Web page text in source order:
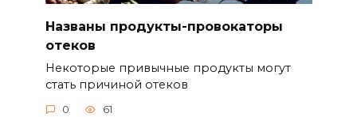
Названы продукты-провокаторы
отеков
Некоторые привычные продукты могут
стать причиной отеков
0 61